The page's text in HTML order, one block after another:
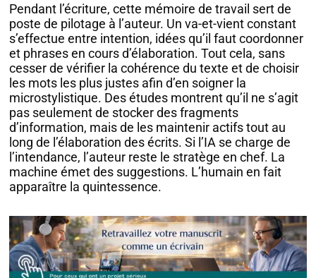
Pendant l’écriture, cette mémoire de travail sert de
poste de pilotage à l’auteur. Un va-et-vient constant
s’effectue entre intention, idées qu’il faut coordonner
et phrases en cours d’élaboration. Tout cela, sans
cesser de vérifier la cohérence du texte et de choisir
les mots les plus justes afin d’en soigner la
microstylistique. Des études montrent qu’il ne s’agit
pas seulement de stocker des fragments
d’information, mais de les maintenir actifs tout au
long de l’élaboration des écrits. Si l’IA se charge de
l’intendance, l’auteur reste le stratège en chef. La
machine émet des suggestions. L’humain en fait
apparaître la quintessence.